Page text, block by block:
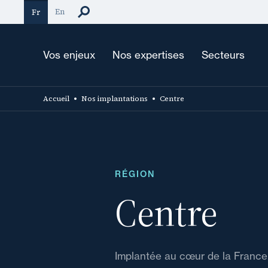
au
Fr En
Vos enjeux Nos expertises Secteurs
Accueil Nos implantations Centre
RÉGION
Centre
Implantée au cœur de la